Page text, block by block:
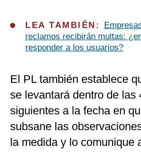
LEA TAMBIÉN:
reclamos recibirán multas:
responder a los usuarios?
El PL también establece
se levantará dentro de las
siguientes a la fecha en
subsane las
la medida y lo comunique